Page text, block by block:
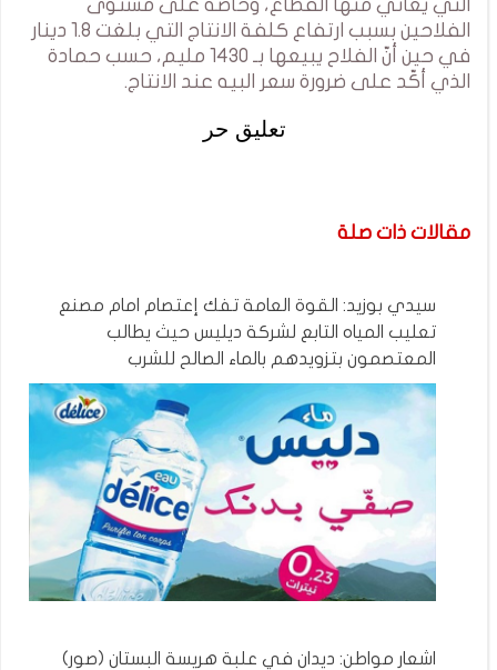
التي يعاني منها القطاع، وخاصة على مستوى
الفلاحين بسبب ارتفاع كلفة الانتاج التي بلغت 1.8 دينار
في حين أنّ الفلاح يبيعها بـ 1430 مليم، حسب حمادة
الذي أكّد على ضرورة سعر البيه عند الانتاج.
تعليق حر
مقالات ذات صلة
سيدي بوزيد: القوة العامة تفك إعتصام امام مصنع
تعليب المياه التابع لشركة ديليس حيث يطالب
المعتصمون بتزويدهم بالماء الصالح للشرب
اشعار مواطن: ديدان في علبة هريسة البستان (صور)